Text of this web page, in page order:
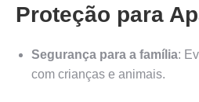
Proteção para
Segurança para a família:
com crianças e animais.